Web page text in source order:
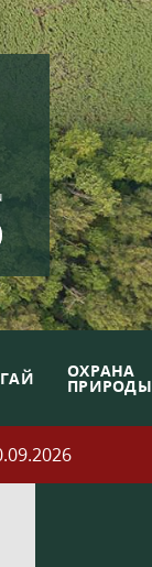
ОХРАНА
ПРИРОДЫ